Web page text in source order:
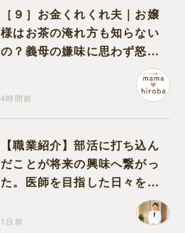
［９］お金くれくれ夫｜お嬢
様はお茶の淹れ方も知らない
の？義母の嫌味に思わず怒り
4時間前
【職業紹介】部活に打ち込ん
だことが将来の興味へ繋がっ
た。医師を目指した日々を振
1日前